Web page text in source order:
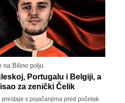
na Bilino polju
Portugalu i Belgiji, a
za zenički Čelik
prestaje s pojačanjima pred početak